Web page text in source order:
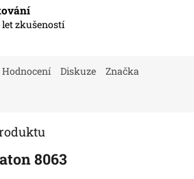
let zkušeností
Hodnocení Diskuze Značka
8063